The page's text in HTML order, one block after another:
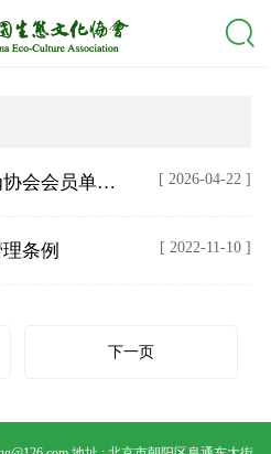
中国生态文化协会关于为协会会员单位开展宣传推广活动的通知 [ 2026-04-22 ]
条例 [ 2022-11-10 ]
下一页